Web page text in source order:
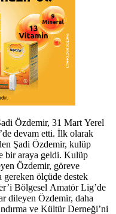
Özdemir, 31 Mart Yerel
devam etti. İlk olarak
Şadi Özdemir, kulüp
bir araya geldi. Kulüp
Özdemir, göreve
gereken ölçüde destek
Bölgesel Amatör Lig’de
dileyen Özdemir, daha
ve Kültür Derneği’ni